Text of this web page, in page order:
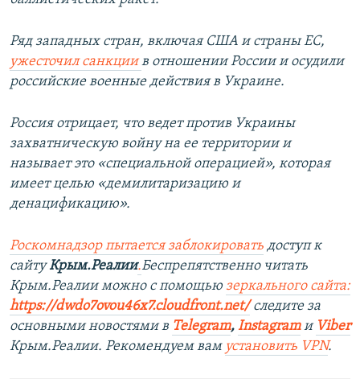
Ряд западных стран, включая США и страны ЕС,
ужесточил санкциив отношении России и осудили
российские военные действия в Украине.
Россия отрицает, что ведет против Украины
захватническую войну на ее территории и
называет это «специальной операцией», которая
имеет целью «демилитаризацию и
денацификацию».
Роскомнадзор пытается заблокировать доступ к
сайтуКрым.Реалии.Беспрепятственно читать
Крым.Реалии можно с помощью зеркального сайта:
https://dwdo7ovou46x7.cloudfront.net/ следите за
основными новостями в Telegram, Instagramи Viber
Крым.Реалии. Рекомендуем вам установить VPN.